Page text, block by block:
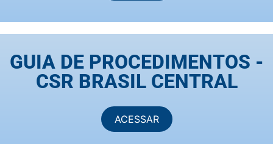
GUIA DE PROCEDIMENTOS -
CSR BRASIL CENTRAL
ACESSAR